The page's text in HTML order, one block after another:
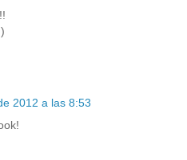
2012 a las 8:53